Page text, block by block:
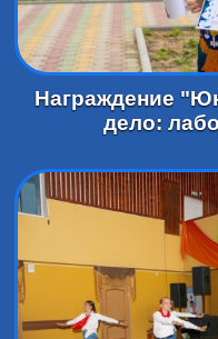
Награждение
дело: